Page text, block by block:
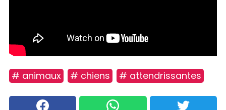
# animaux # chiens # attendrissantes